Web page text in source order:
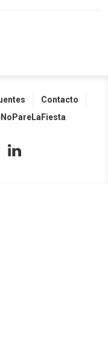
Contacto